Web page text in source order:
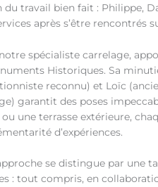
du travail bien fait : Philippe,
après s’être rencontrés
spécialiste carrelage,
Historiques. Sa
reconnu) et Loïc
garantit des poses
une terrasse extérieure,
d’expériences.
se distingue par une
: tout compris, en